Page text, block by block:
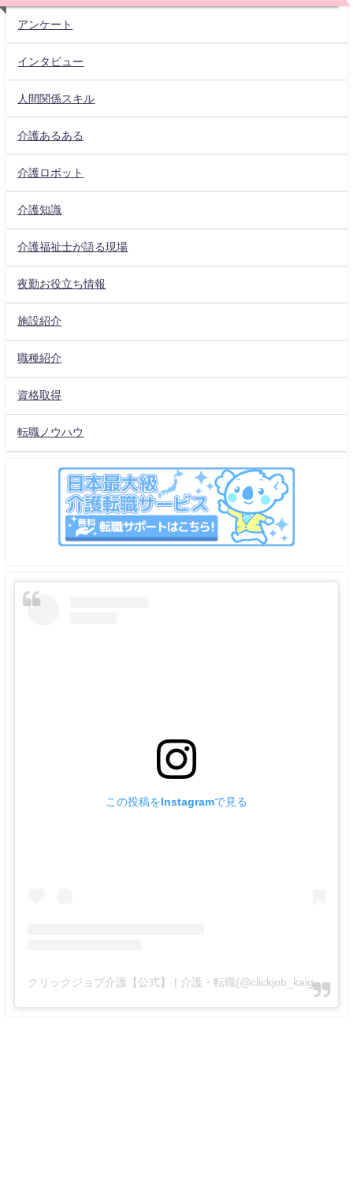
アンケート
インタビュー
人間関係スキル
介護あるある
介護ロボット
介護知識
介護福祉士が語る現場
夜勤お役立ち情報
施設紹介
職種紹介
資格取得
転職ノウハウ
この投稿をInstagramで見る
クリックジョブ介護【公式】 | 介護・転職(@clickjob_kaigo_official)がシェアした投稿